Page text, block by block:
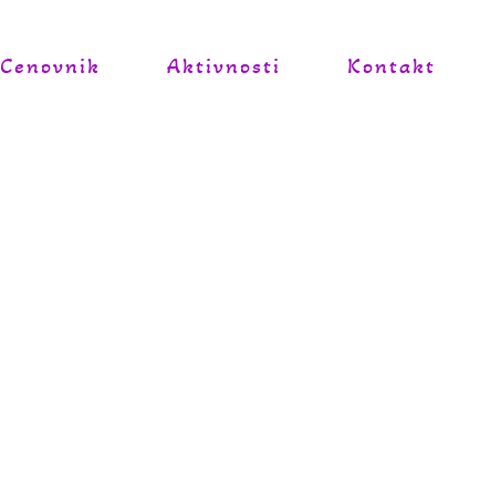
Cenovnik Aktivnosti Kontakt